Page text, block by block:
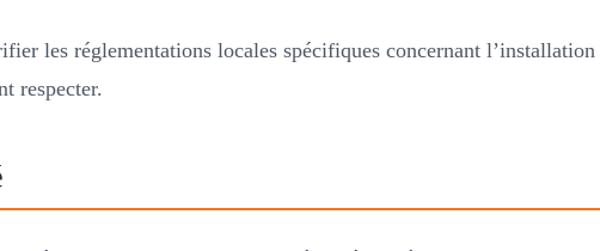
les réglementations locales spécifiques concernant l’installation
respecter.